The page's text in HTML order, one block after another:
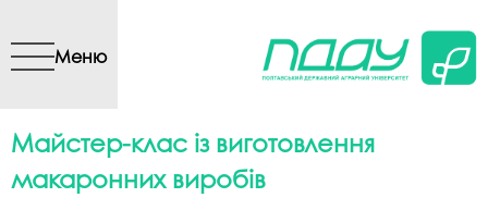
вмісту
Меню
Майстер-клас із виготовлення
макаронних виробів